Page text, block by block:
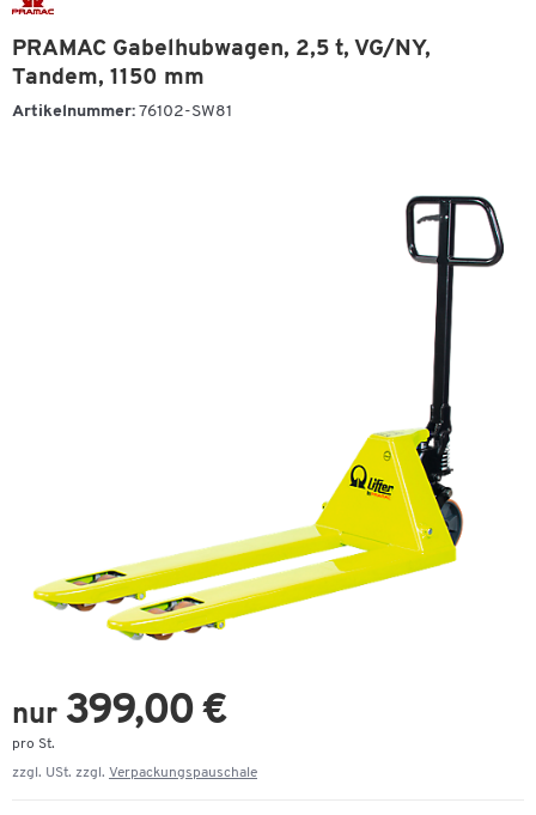
PRAMAC Gabelhubwagen, 2,5 t, VG/NY,
Tandem, 1150 mm
Artikelnummer: 76102-SW81
nur 399,00 €
pro St.
zzgl. USt. zzgl. Verpackungspauschale